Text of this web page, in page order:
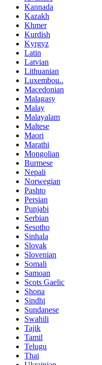
Kannada
Kazakh
Khmer
Kurdish
Kyrgyz
Latin
Latvian
Lithuanian
Luxembou..
Macedonian
Malagasy
Malay
Malayalam
Maltese
Maori
Marathi
Mongolian
Burmese
Nepali
Norwegian
Pashto
Persian
Punjabi
Serbian
Sesotho
Sinhala
Slovak
Slovenian
Somali
Samoan
Scots Gaelic
Shona
Sindhi
Sundanese
Swahili
Tajik
Tamil
Telugu
Thai